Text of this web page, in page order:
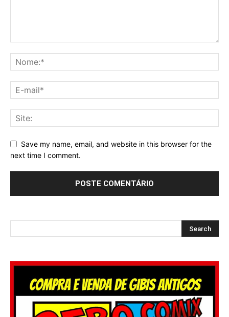
Save my name, email, and website in this browser for the
next time I comment.